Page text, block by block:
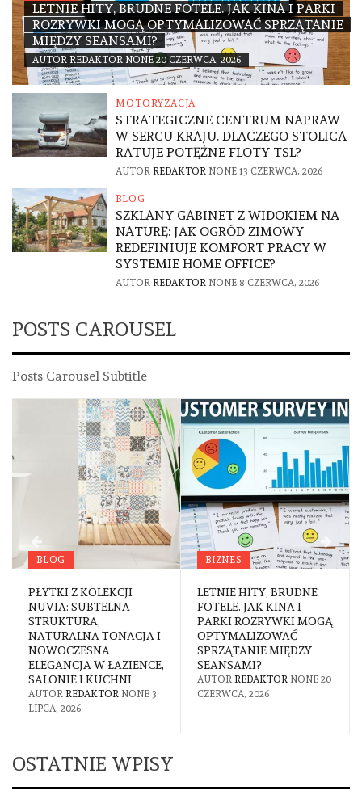
LETNIE HITY, BRUDNE FOTELE. JAK KINA I PARKI
ROZRYWKI MOGĄ OPTYMALIZOWAĆ SPRZĄTANIE
MIĘDZY SEANSAMI?
AUTOR REDAKTOR NONE 20 CZERWCA, 2026
MOTORYZACJA
STRATEGICZNE CENTRUM NAPRAW
W SERCU KRAJU. DLACZEGO STOLICA
RATUJE POTĘŻNE FLOTY TSL?
AUTOR REDAKTOR NONE 13 CZERWCA, 2026
BLOG
SZKLANY GABINET Z WIDOKIEM NA
NATURĘ: JAK OGRÓD ZIMOWY
REDEFINIUJE KOMFORT PRACY W
SYSTEMIE HOME OFFICE?
AUTOR REDAKTOR NONE 8 CZERWCA, 2026
POSTS CAROUSEL
Posts Carousel Subtitle
BLOG
PŁYTKI Z KOLEKCJI
NUVIA: SUBTELNA
STRUKTURA,
NATURALNA TONACJA I
NOWOCZESNA
ELEGANCJA W ŁAZIENCE,
SALONIE I KUCHNI
AUTOR REDAKTOR NONE 3
LIPCA, 2026
BIZNES
LETNIE HITY, BRUDNE
FOTELE. JAK KINA I
PARKI ROZRYWKI MOGĄ
OPTYMALIZOWAĆ
SPRZĄTANIE MIĘDZY
SEANSAMI?
AUTOR REDAKTOR NONE 20
CZERWCA, 2026
OSTATNIE WPISY